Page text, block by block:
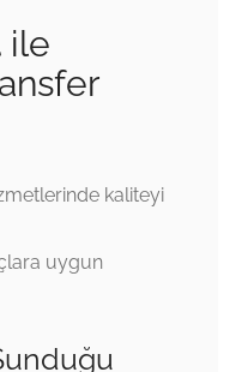
ile
kaliteyi
uygun